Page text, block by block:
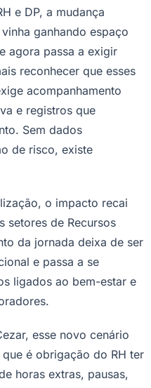
e DP, a mudança
ganhando espaço
agora passa a exigir
reconhecer que esses
acompanhamento
e registros que
Sem dados
de risco, existe
o impacto recai
setores de Recursos
da jornada deixa de ser
e passa a se
ligados ao bem-estar e
esse novo cenário
é obrigação do RH ter
horas extras, pausas,